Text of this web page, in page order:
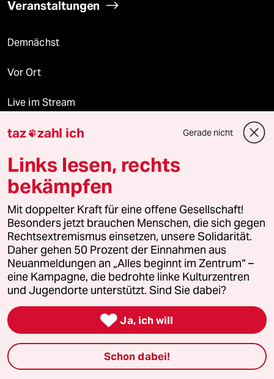
Veranstaltungen
Demnächst
Vor Ort
Live im Stream
Vergangene
taz lab 2027
Mehr taz Lesestoff
taz Blogs
taz FUTURZWEI
Le Monde diplomatique
taz Archiv
taz zahl ich Gerade nicht
Links lesen, rechts
bekämpfen
Mit doppelter Kraft für eine offene Gesellschaft!
Besonders jetzt brauchen Menschen, die sich gegen
Rechtsextremismus einsetzen, unsere Solidarität.
Daher gehen 50 Prozent der Einnahmen aus
Neuanmeldungen an „Alles beginnt im Zentrum“ –
eine Kampagne, die bedrohte linke Kulturzentren
und Jugendorte unterstützt. Sind Sie dabei?
 Ja, ich will
Schon dabei!